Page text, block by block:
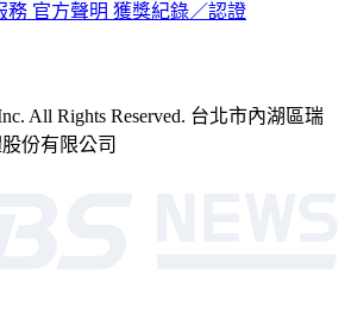
務 官方聲明 獲獎紀錄／認證
All Rights Reserved. 台北市內湖區瑞
份有限公司